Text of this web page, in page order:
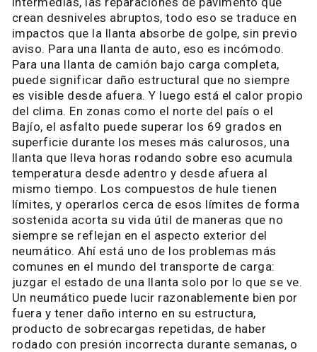
crean desniveles abruptos, todo eso se traduce en
impactos que la llanta absorbe de golpe, sin previo
aviso. Para una llanta de auto, eso es incómodo.
Para una llanta de camión bajo carga completa,
puede significar daño estructural que no siempre
es visible desde afuera. Y luego está el calor propio
del clima. En zonas como el norte del país o el
Bajío, el asfalto puede superar los 69 grados en
superficie durante los meses más calurosos, una
llanta que lleva horas rodando sobre eso acumula
temperatura desde adentro y desde afuera al
mismo tiempo. Los compuestos de hule tienen
límites, y operarlos cerca de esos límites de forma
sostenida acorta su vida útil de maneras que no
siempre se reflejan en el aspecto exterior del
neumático. Ahí está uno de los problemas más
comunes en el mundo del transporte de carga:
juzgar el estado de una llanta solo por lo que se ve.
Un neumático puede lucir razonablemente bien por
fuera y tener daño interno en su estructura,
producto de sobrecargas repetidas, de haber
rodado con presión incorrecta durante semanas, o